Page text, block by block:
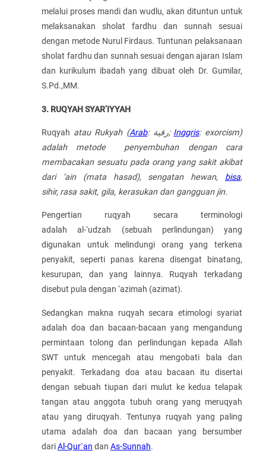
melalui proses mandi dan wudlu, akan dituntun untuk
melaksanakan sholat fardhu dan sunnah sesuai
dengan metode Nurul Firdaus. Tuntunan pelaksanaan
sholat fardhu dan sunnah sesuai dengan ajaran Islam
dan kurikulum ibadah yang dibuat oleh Dr. Gumilar,
S.Pd.,MM.
3. RUQYAH SYAR’IYYAH
Ruqyah atau Rukyah (Arab: رقية; Inggris: exorcism)
adalah metode penyembuhan dengan cara
membacakan sesuatu pada orang yang sakit akibat
dari ‘ain (mata hasad), sengatan hewan, bisa,
sihir, rasa sakit, gila, kerasukan dan gangguan jin.
Pengertian ruqyah secara terminologi
adalah al-‘udzah (sebuah perlindungan) yang
digunakan untuk melindungi orang yang terkena
penyakit, seperti panas karena disengat binatang,
kesurupan, dan yang lainnya. Ruqyah terkadang
disebut pula dengan ‘azimah (azimat).
Sedangkan makna ruqyah secara etimologi syariat
adalah doa dan bacaan-bacaan yang mengandung
permintaan tolong dan perlindungan kepada Allah
SWT untuk mencegah atau mengobati bala dan
penyakit. Terkadang doa atau bacaan itu disertai
dengan sebuah tiupan dari mulut ke kedua telapak
tangan atau anggota tubuh orang yang meruqyah
atau yang diruqyah. Tentunya ruqyah yang paling
utama adalah doa dan bacaan yang bersumber
dariAl-Qur`an dan As-Sunnah.